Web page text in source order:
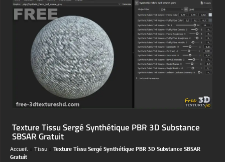
Texture Tissu Sergé Synthétique PBR 3D Substance
SBSAR Gratuit
Accueil Tissu
Texture Tissu Sergé Synthétique PBR 3D Substance SBSAR
Gratuit